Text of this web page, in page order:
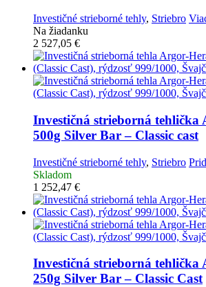
Investičné strieborné tehly, Striebro
Na žiadanku
2 527,05 €
Investičná strieborná tehlička
500g Silver Bar – Classic cast
Investičné strieborné tehly, Striebro
Skladom
1 252,47 €
Investičná strieborná tehlička
250g Silver Bar – Classic Cast